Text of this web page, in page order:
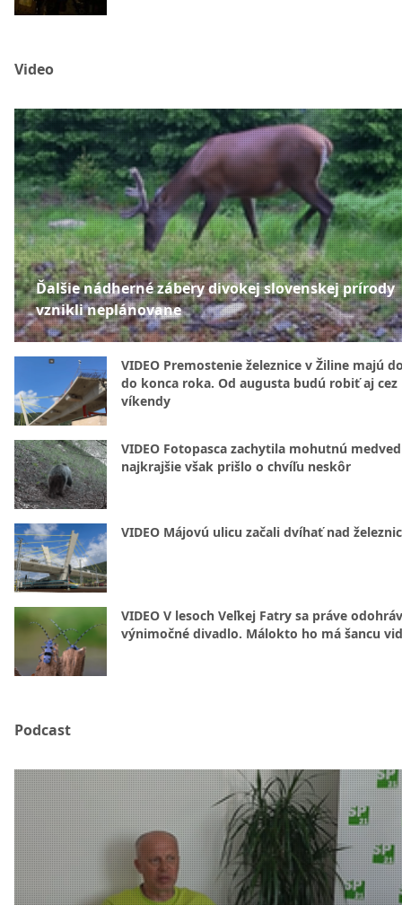
Video
Ďalšie nádherné zábery divokej slovenskej prírody
vznikli neplánovane
VIDEO Premostenie železnice v Žiline majú
do konca roka. Od augusta budú robiť aj cez
víkendy
VIDEO Fotopasca zachytila mohutnú
najkrajšie však prišlo o chvíľu neskôr
VIDEO Májovú ulicu začali dvíhať nad
VIDEO V lesoch Veľkej Fatry sa práve
výnimočné divadlo. Málokto ho má šancu
Podcast